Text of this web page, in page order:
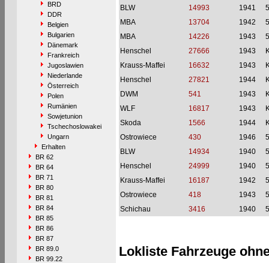
BRD
DDR
Belgien
Bulgarien
Dänemark
Frankreich
Jugoslawien
Niederlande
Österreich
Polen
Rumänien
Sowjetunion
Tschechoslowakei
Ungarn
Erhalten
BR 62
BR 64
BR 71
BR 80
BR 81
BR 84
BR 85
BR 86
BR 87
BR 89.0
BR 99.22
BLW
14993 1941
MBA
13704 1942
MBA
14226 1943
Henschel
27666 1943
Krauss-Maffei
16632 1943
Henschel
27821 1944
DWM
541 1943
WLF
16817 1943
Skoda
1566 1944
Ostrowiece
430 1946
BLW
14934 1940
Henschel
24999 1940
Krauss-Maffei
16187 1942
Ostrowiece
418 1943
Schichau
3416 1940
Lokliste Fahrzeuge